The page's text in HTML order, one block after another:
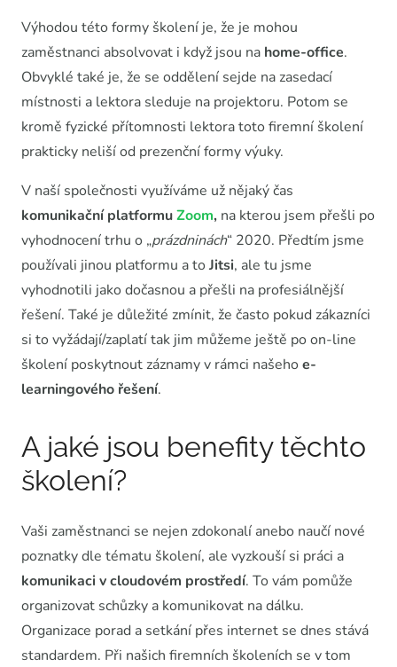
Výhodou této formy školení je, že je mohou
zaměstnanci absolvovat i když jsou na home-office.
Obvyklé také je, že se oddělení sejde na zasedací
místnosti a lektora sleduje na projektoru. Potom se
kromě fyzické přítomnosti lektora toto firemní školení
prakticky neliší od prezenční formy výuky.
V naší společnosti využíváme už nějaký čas
komunikační platformuZoom, na kterou jsem přešli po
vyhodnocení trhu o „prázdninách“ 2020. Předtím jsme
používali jinou platformu a toJitsi, ale tu jsme
vyhodnotili jako dočasnou a přešli na profesiálnější
řešení. Také je důležité zmínit, že často pokud zákazníci
si to vyžádají/zaplatí tak jim můžeme ještě po on-line
školení poskytnout záznamy v rámci našehoe-
learningového řešení.
A jaké jsou benefity těchto
školení?
Vaši zaměstnanci se nejen zdokonalí anebo naučí nové
poznatky dle tématu školení, ale vyzkouší si práci a
komunikaci v cloudovém prostředí. To vám pomůže
organizovat schůzky a komunikovat na dálku.
Organizace porad a setkání přes internet se dnes stává
standardem. Při našich firemních školeních se v tom